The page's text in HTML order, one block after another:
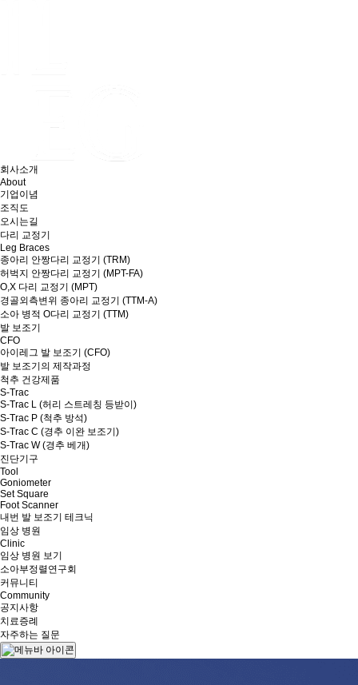
회사소개
About
기업이념
조직도
오시는길
다리 교정기
Leg Braces
종아리 안짱다리 교정기 (TRM)
허벅지 안짱다리 교정기 (MPT-FA)
O,X 다리 교정기 (MPT)
경골외측변위 종아리 교정기 (TTM-A)
소아 병적 O다리 교정기 (TTM)
발 보조기
CFO
아이레그 발 보조기 (CFO)
발 보조기의 제작과정
척추 건강제품
S-Trac
S-Trac L (허리 스트레칭 등받이)
S-Trac P (척추 방석)
S-Trac C (경추 이완 보조기)
S-Trac W (경추 베개)
진단기구
Tool
Goniometer
Set Square
Foot Scanner
내번 발 보조기 테크닉
임상 병원
Clinic
임상 병원 보기
소아부정렬연구회
커뮤니티
Community
공지사항
치료증례
자주하는 질문